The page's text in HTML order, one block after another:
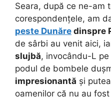
Seara, după ce ne-am
corespondențele, am
peste Dunăre dinspre
de sârbi au venit aici,
slujbă, invocându-L
podul de bombele
impresionantă și
oamenilor că nu au